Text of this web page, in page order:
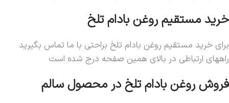
خرید مستقیم روغن بادام تلخ
برای خرید مستقیم روغن بادام تلخ براحتی با ما تماس بگیرید
راههای ارتباطی در بالای همین صفحه درج شده است
فروش روغن بادام تلخ در محصول سالم